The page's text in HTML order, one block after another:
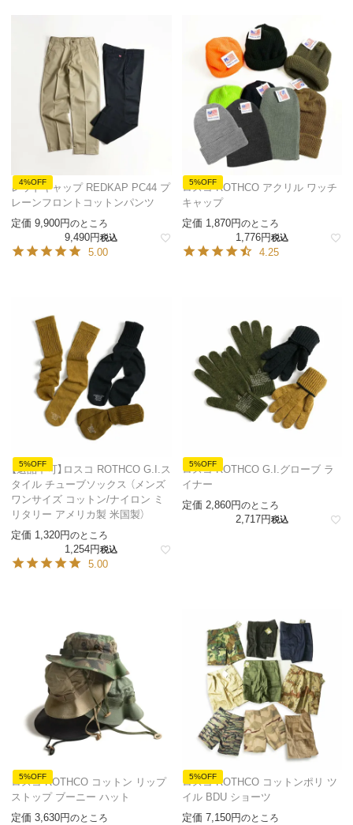
4%OFF
レッドキャップ REDKAP PC44 プ
レーンフロントコットンパンツ
定価 9,900 のところ
9,490 税込
5.00
5%OFF
ロスコ ROTHCO アクリル ワッチ
キャップ
定価 1,870 のところ
1,776 税込
4.25
5%OFF
【返品不可】ロスコ ROTHCO G.I.ス
タイル チューブソックス （メンズ
ワンサイズ コットン/ナイロン ミ
リタリー アメリカ製 米国製）
定価 1,320 のところ
1,254 税込
5.00
5%OFF
ロスコ ROTHCO G.I.グローブ ラ
イナー
定価 2,860 のところ
2,717 税込
5%OFF
ロスコ ROTHCO コットン リップ
ストップ ブーニー ハット
定価 3,630 のところ
5%OFF
ロスコ ROTHCO コットンポリ ツ
イル BDU ショーツ
定価 7,150 のところ